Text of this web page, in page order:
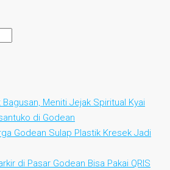
Meniti Jejak Spiritual Kyai
di Godean
Godean Sulap Plastik Kresek Jadi
di Pasar Godean Bisa Pakai QRIS